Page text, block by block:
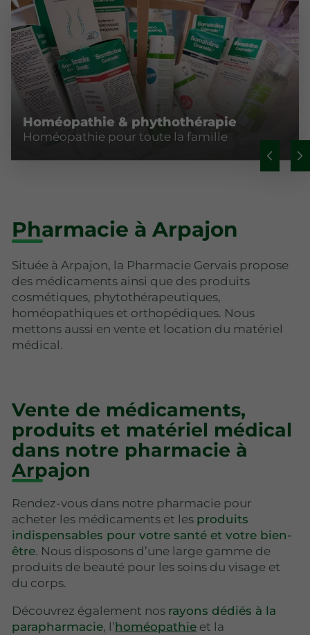
Homéopathie & phythothérapie
Homéopathie pour toute la famille
Pharmacie à Arpajon
Située à Arpajon, la Pharmacie Gervais propose
des médicaments ainsi que des produits
cosmétiques, phytothérapeutiques,
homéopathiques et orthopédiques. Nous
mettons aussi en vente et location du matériel
médical.
Vente de médicaments,
produits et matériel médical
dans notre pharmacie à
Arpajon
Rendez-vous dans notre pharmacie pour
acheter les médicaments et les produits
indispensables pour votre santé et votre bien-
être. Nous disposons d’une large gamme de
produits de beauté pour les soins du visage et
du corps.
Découvrez également nos rayons dédiés à la
parapharmacie, l’homéopathie et la